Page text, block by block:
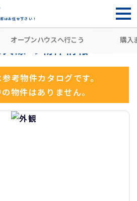
はお任せ下さい！
福岡市中央区 大濠公園駅
オープンハウスへ行こう 購入
濠 の物件情報
考物件カタログです。
物件はありません。